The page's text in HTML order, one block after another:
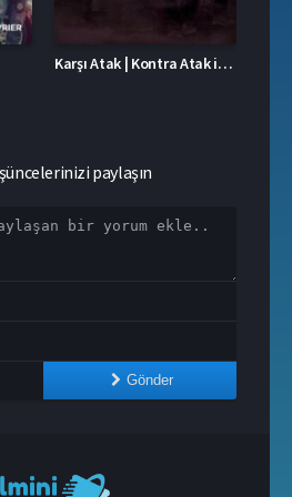
Karşı Atak | Kontra Atak izle
paylaşın
Gönder